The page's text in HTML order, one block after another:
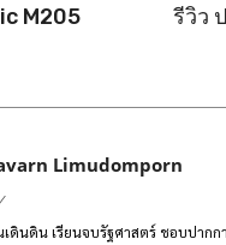
M205
รีวิว
Limudomporn
ดินดิน เรียนจบรัฐศาสตร์ ชอบปากก